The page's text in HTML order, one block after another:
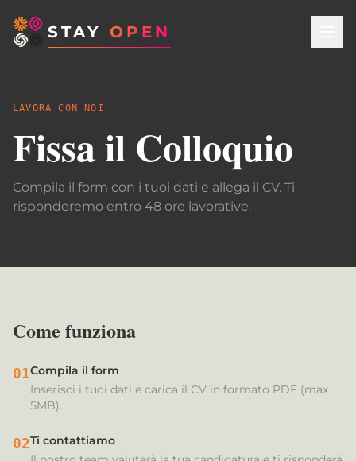
STAY OPEN
LAVORA CON NOI
Fissa il Colloquio
Compila il form con i tuoi dati e allega il CV. Ti
risponderemo entro 48 ore lavorative.
Come funziona
01Compila il form
Inserisci i tuoi dati e carica il CV in formato PDF (max
5MB).
02Ti contattiamo